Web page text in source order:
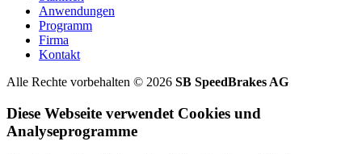
Anwendungen
Programm
Firma
Kontakt
Alle Rechte vorbehalten © 2026 SB SpeedBrakes AG
Diese Webseite verwendet Cookies und
Analyseprogramme